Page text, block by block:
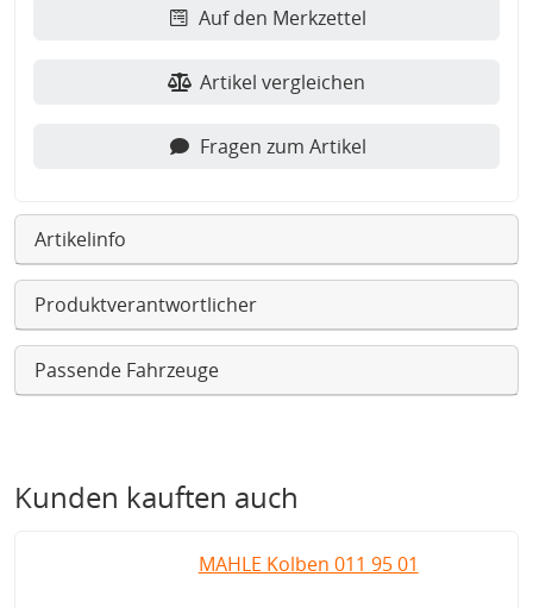
Auf den Merkzettel
Artikel vergleichen
Fragen zum Artikel
Artikelinfo
Produktverantwortlicher
Passende Fahrzeuge
Kunden kauften auch
MAHLE Kolben 011 95 01